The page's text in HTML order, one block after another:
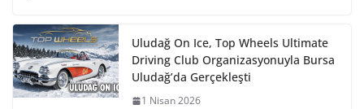
Uludağ On Ice, Top Wheels Ultimate
Driving Club Organizasyonuyla Bursa
Uludağ’da Gerçekleşti
1 Nisan 2026